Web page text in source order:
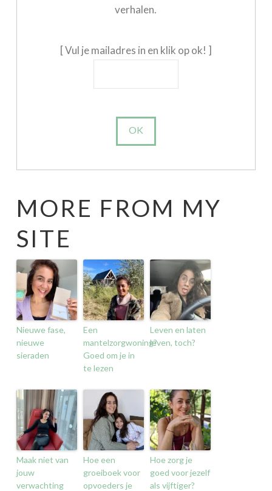
verhalen.
[ Vul je mailadres in en klik op ok! ]
MORE FROM MY
SITE
Nieuwe fase,
nieuwe
sieraden
Een
mantelzorgwoning?
Goed om je in
te lezen
Leven en laten
leven, toch?
Maak niet van
jouw
verwachting
Hoe een
groeiboek voor
opvoeders je
Hoe zorg je
goed voor jezelf
als vijftiger?